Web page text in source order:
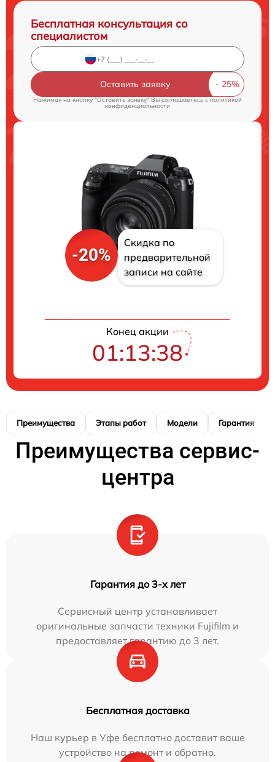
Бесплатная консультация со
специалистом
Оставить заявку
Нажимая на кнопку "Оставить заявку" Вы соглашаетесь c политикой
конфиденциальности
-20%
Скидка по
предварительной
записи на сайте
Конец акции
01:13:37
Преимущества Этапы работ Модели Гарантия
Преимущества сервис-
центра
Гарантия до 3-х лет
Сервисный центр устанавливает
оригинальные запчасти техники Fujifilm и
предоставляет гарантию до 3 лет.
Бесплатная доставка
Наш курьер в Уфе бесплатно доставит ваше
устройство на ремонт и обратно.